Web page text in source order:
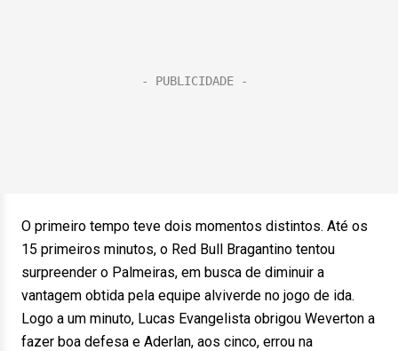
O primeiro tempo teve dois momentos distintos. Até os
15 primeiros minutos, o Red Bull Bragantino tentou
surpreender o Palmeiras, em busca de diminuir a
vantagem obtida pela equipe alviverde no jogo de ida.
Logo a um minuto, Lucas Evangelista obrigou Weverton a
fazer boa defesa e Aderlan, aos cinco, errou na